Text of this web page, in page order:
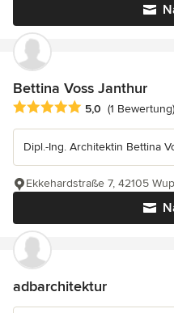
Bettina Voss Janthur
Durchschnittliche
5,0 (1 Bewertung)
Dipl.-Ing. Architektin Bettina
Ekkehardstraße 7, 42105
adbarchitektur